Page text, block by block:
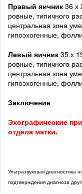
Правый яичник 36 х
ровные, типичного
центральная зона
гипоэхогенные,
Левый яичник 35 х
ровные, типичного
центральная зона
гипоэхогенные,
Заключение
Эхографические
отдела матки.
Ультразвуковая
подтверждения диагноза